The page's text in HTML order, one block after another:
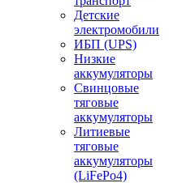
Детские
электромобили
ИБП (UPS)
Низкие
аккумуляторы
Свинцовые
тяговые
аккумуляторы
Литиевые
тяговые
аккумуляторы
(LiFePo4)